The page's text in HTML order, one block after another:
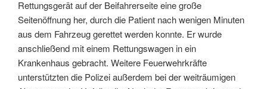
Rettungsgerät auf der Beifahrerseite eine große
Seitenöffnung her, durch die Patient nach wenigen Minuten
aus dem Fahrzeug gerettet werden konnte. Er wurde
anschließend mit einem Rettungswagen in ein
Krankenhaus gebracht. Weitere Feuerwehrkräfte
unterstützten die Polizei außerdem bei der weiträumigen